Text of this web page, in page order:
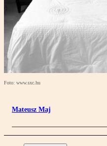
Foto: www.sxc.hu
Mateusz Maj